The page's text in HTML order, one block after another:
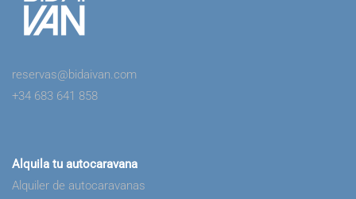
reservas@bidaivan.com
+34 683 641 858
Alquila tu autocaravana
Alquiler de autocaravanas